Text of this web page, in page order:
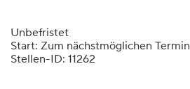
Unbefristet
Start: Zum nächstmöglichen Termin
Stellen-ID: 11262